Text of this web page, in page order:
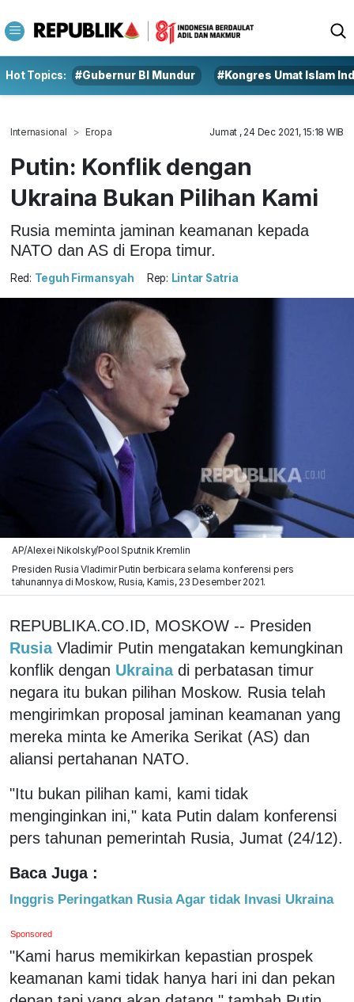
Hot Topics: #Gubernur BI Mundur #Kongres Umat Islam
Internasional Eropa Jumat , 24 Dec 2021, 15:18 WIB
Putin: Konflik dengan
Ukraina Bukan Pilihan Kami
Rusia meminta jaminan keamanan kepada
NATO dan AS di Eropa timur.
Red: Teguh Firmansyah Rep: Lintar Satria
AP/Alexei Nikolsky/Pool Sputnik Kremlin
Presiden Rusia Vladimir Putin berbicara selama konferensi pers
tahunannya di Moskow, Rusia, Kamis, 23 Desember 2021.
REPUBLIKA.CO.ID, MOSKOW -- Presiden
Rusia Vladimir Putin mengatakan kemungkinan
konflik dengan Ukraina di perbatasan timur
negara itu bukan pilihan Moskow. Rusia telah
mengirimkan proposal jaminan keamanan yang
mereka minta ke Amerika Serikat (AS) dan
aliansi pertahanan NATO.
"Itu bukan pilihan kami, kami tidak
menginginkan ini," kata Putin dalam konferensi
pers tahunan pemerintah Rusia, Jumat (24/12).
Baca Juga :
Inggris Peringatkan Rusia Agar tidak Invasi Ukraina
Sponsored
"Kami harus memikirkan kepastian prospek
keamanan kami tidak hanya hari ini dan pekan